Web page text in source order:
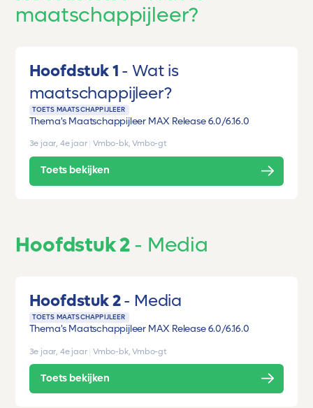
maatschappijleer?
Hoofdstuk 1
Wat is
maatschappijleer?
TOETS MAATSCHAPPIJLEER
Thema's Maatschappijleer MAX Release 6.0/6.16.0
3e jaar, 4e jaar Vmbo-bk, Vmbo-gt
Toets bekijken
Hoofdstuk 2 Media
Hoofdstuk 2 Media
TOETS MAATSCHAPPIJLEER
Thema's Maatschappijleer MAX Release 6.0/6.16.0
3e jaar, 4e jaar Vmbo-bk, Vmbo-gt
Toets bekijken